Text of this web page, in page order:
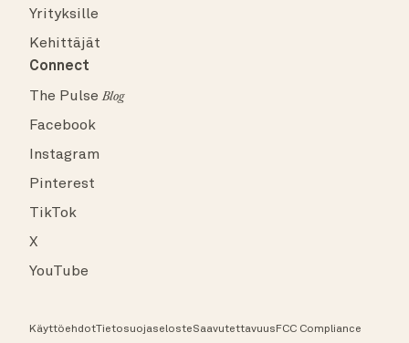
Yrityksille
Kehittäjät
Connect
The PulseBlog
Facebook
Instagram
Pinterest
TikTok
X
YouTube
KäyttöehdotTietosuojaselosteSaavutettavuus FCC Compliance